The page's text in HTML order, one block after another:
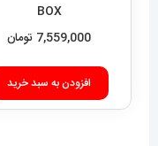
BOX
7,559,000 تومان
افزودن به سبد خرید